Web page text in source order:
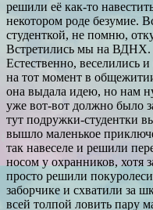
решили её как-то
некотором роде безумие.
студенткой, не помню,
Встретились мы на ВДНХ.
Естественно, веселились
на тот момент в
она выдала идею, но нам
уже вот-вот должно было
тут подружки-студентки
вышло маленькое
так навеселе и решили
носом у охранников, хотя
просто решили
заборчике и схватили за
всей толпой ловить пару